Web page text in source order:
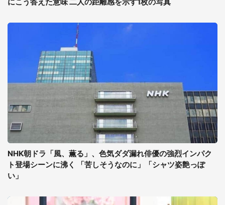
NHK朝ドラ「風、薫る」、色気ダダ漏れ俳優の強烈インパク
ト登場シーンに沸く 「苦しそうなのに」「シャツ姿艶っぽ
い」